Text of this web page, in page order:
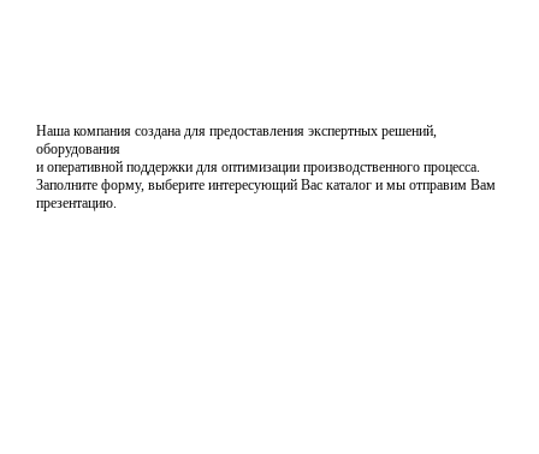
Наша компания создана для предоставления экспертных решений,
оборудования
и оперативной поддержки для оптимизации производственного процесса.
Заполните форму, выберите интересующий Вас каталог и мы отправим Вам
презентацию.